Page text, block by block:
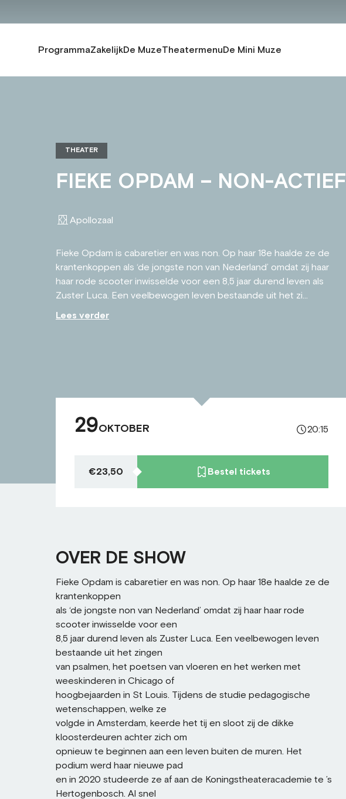
ProgrammaZakelijkDe MuzeTheatermenuDe Mini Muze
THEATER
FIEKE OPDAM – NON-ACTIEF
Apollozaal
Fieke Opdam is cabaretier en was non. Op haar 18e haalde ze de
krantenkoppen als ‘de jongste non van Nederland’ omdat zij haar
haar rode scooter inwisselde voor een 8,5 jaar durend leven als
Zuster Luca. Een veelbewogen leven bestaande uit het zi...
Lees verder
29OKTOBER 20:15
€23,50 Bestel tickets
OVER DE SHOW
Fieke Opdam is cabaretier en was non. Op haar 18e haalde ze de
krantenkoppen
als ‘de jongste non van Nederland’ omdat zij haar haar rode
scooter inwisselde voor een
8,5 jaar durend leven als Zuster Luca. Een veelbewogen leven
bestaande uit het zingen
van psalmen, het poetsen van vloeren en het werken met
weeskinderen in Chicago of
hoogbejaarden in St Louis. Tijdens de studie pedagogische
wetenschappen, welke ze
volgde in Amsterdam, keerde het tij en sloot zij de dikke
kloosterdeuren achter zich om
opnieuw te beginnen aan een leven buiten de muren. Het
podium werd haar nieuwe pad
en in 2020 studeerde ze af aan de Koningstheateracademie te ’s
Hertogenbosch. Al snel